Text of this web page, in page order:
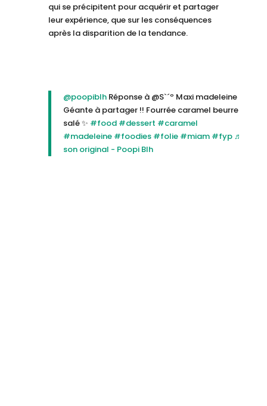
qui se précipitent pour acquérir et partager
leur expérience, que sur les conséquences
après la disparition de la tendance.
@poopiblhRéponse à @S`´º Maxi madeleine
Géante à partager !! Fourrée caramel beurre
salé ✨ #food #dessert #caramel
#madeleine #foodies #folie #miam #fyp ♬
son original - Poopi Blh